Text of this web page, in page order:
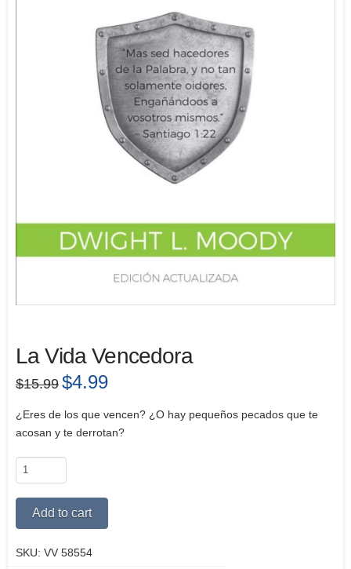
La Vida Vencedora
$15.99 Original
price
$15.99.
$4.99Current
$4.99.
¿Eres de los que vencen? ¿O hay pequeños pecados que te
acosan y te derrotan?
La
Vida
Vencedora
quantity
Add to cart
SKU: VV 58554